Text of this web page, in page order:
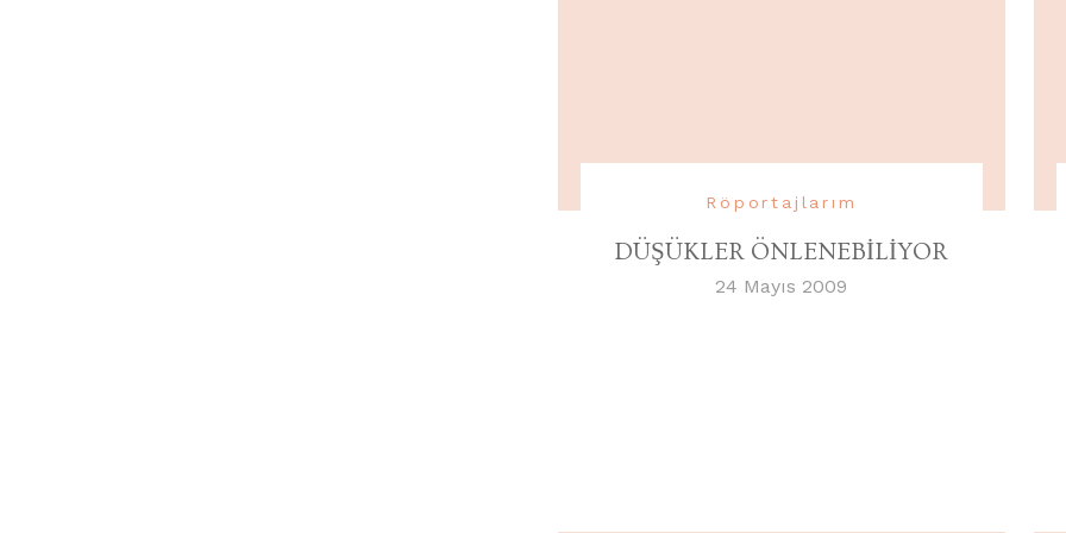
Röportajlarım
DÜŞÜKLER ÖNLENEBİLİYOR
24 Mayıs 2009